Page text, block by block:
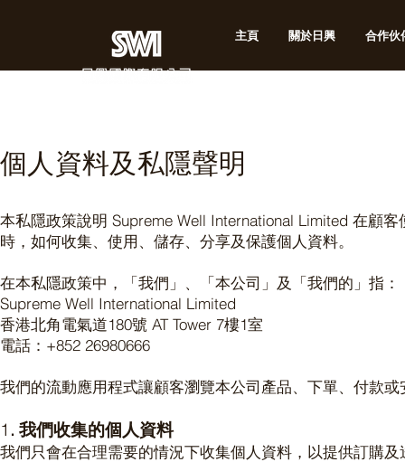
主頁 關於日興 合作伙
個人資料及私隱聲明
本私隱政策說明 Supreme Well International Limited 在顧
時，如何收集、使用、儲存、分享及保護個人資料。
在本私隱政策中，「我們」、「本公司」及「我們的」指：
Supreme Well International Limited
香港北角電氣道180號 AT Tower 7樓1室
電話：+852 26980666
我們的流動應用程式讓顧客瀏覽本公司產品、下單、付款
1 . 我們收集的個人資料
我們只會在合理需要的情況下收集個人資料，以提供訂購